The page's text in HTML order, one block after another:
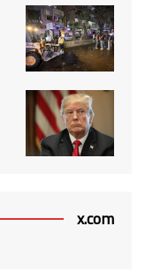
x.com